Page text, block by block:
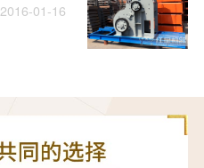
2016-01-16